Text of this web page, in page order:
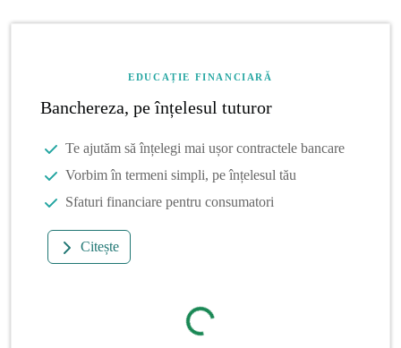
EDUCAȚIE FINANCIARĂ
Banchereza, pe înțelesul tuturor
Te ajutăm să înțelegi mai ușor contractele bancare
Vorbim în termeni simpli, pe înțelesul tău
Sfaturi financiare pentru consumatori
Citește